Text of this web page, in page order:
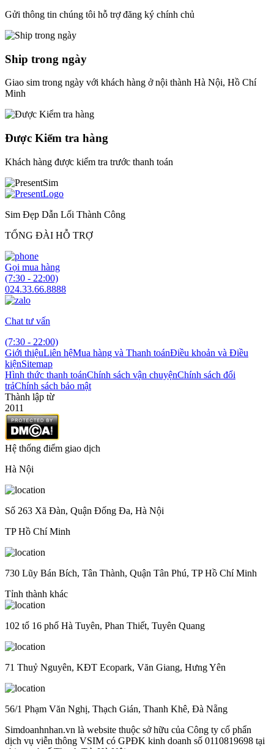
Gửi thông tin chúng tôi hỗ trợ đăng ký chính chủ
Ship trong ngày
Giao sim trong ngày với khách hàng ở nội thành Hà Nội, Hồ Chí
Minh
Được Kiểm tra hàng
Khách hàng được kiểm tra trước thanh toán
Sim Đẹp Dẫn Lối Thành Công
TỔNG ĐÀI HỖ TRỢ
Gọi mua hàng
(7:30 - 22:00)
024.33.66.8888
Chat tư vấn
(7:30 - 22:00)
Giới thiệuLiên hệMua hàng và Thanh toánĐiều khoản và Điều
kiệnSitemap
Hình thức thanh toánChính sách vận chuyệnChính sách đổi
trảChính sách bảo mật
Thành lập từ
2011
Hệ thống điểm giao dịch
Hà Nội
Số 263 Xã Đàn, Quận Đống Đa, Hà Nội
TP Hồ Chí Minh
730 Lũy Bán Bích, Tân Thành, Quận Tân Phú, TP Hồ Chí Minh
Tỉnh thành khác
102 tổ 16 phố Hà Tuyên, Phan Thiết, Tuyên Quang
71 Thuỷ Nguyên, KĐT Ecopark, Văn Giang, Hưng Yên
56/1 Phạm Văn Nghị, Thạch Gián, Thanh Khê, Đà Nẵng
Simdoanhnhan.vn là website thuộc sở hữu của Công ty cổ phẩn
dịch vụ viễn thông VSIM có GPĐK kinh doanh số 0110819698 tại